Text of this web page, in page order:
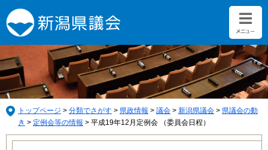
ー
ジ
の
先
頭
で
す。
ニ
ュ
ー
を
飛
ば
し
て
トップページ > 分類でさがす > 県政情報 > 議会 > 新潟県議会 > 県議会の動
き > 定例会等の情報 > 平成19年12月定例会 （委員会日程）
本